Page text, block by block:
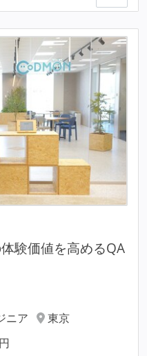
験価値を高めるQA
ニア
東京